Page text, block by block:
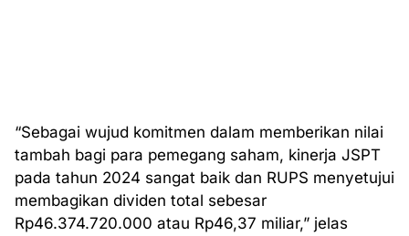
“Sebagai wujud komitmen dalam memberikan nilai
tambah bagi para pemegang saham, kinerja JSPT
pada tahun 2024 sangat baik dan RUPS menyetujui
membagikan dividen total sebesar
Rp46.374.720.000 atau Rp46,37 miliar,” jelas